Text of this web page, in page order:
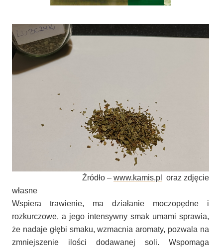
Źródło – www.kamis.pl
oraz zdjęcie
własne
Wspiera trawienie, ma działanie moczopędne i
rozkurczowe, a jego intensywny smak umami sprawia,
że nadaje głębi smaku, wzmacnia aromaty, pozwala na
zmniejszenie ilości dodawanej soli. Wspomaga